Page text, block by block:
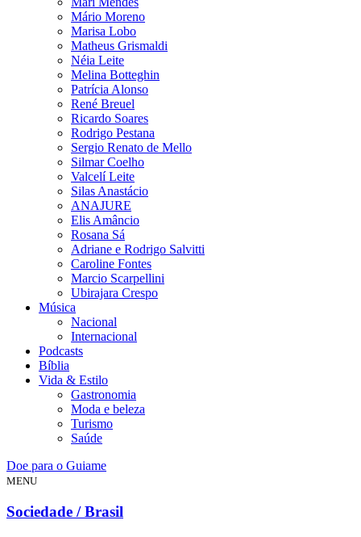
Mário Moreno
Marisa Lobo
Matheus Grismaldi
Néia Leite
Melina Botteghin
Patrícia Alonso
René Breuel
Ricardo Soares
Rodrigo Pestana
Sergio Renato de Mello
Silmar Coelho
Valcelí Leite
Silas Anastácio
ANAJURE
Elis Amâncio
Rosana Sá
Adriane e Rodrigo Salvitti
Caroline Fontes
Marcio Scarpellini
Ubirajara Crespo
Música
Nacional
Internacional
Podcasts
Bíblia
Vida & Estilo
Gastronomia
Moda e beleza
Turismo
Saúde
Doe para o Guiame
MENU
Sociedade / Brasil